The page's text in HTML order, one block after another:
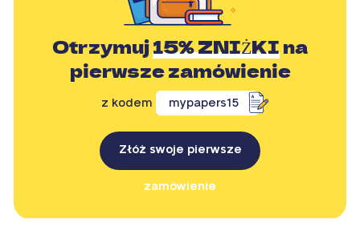
Otrzymuj15% ZNIŻKIna
pierwsze zamówienie
z kodem mypapers15
Złóż swoje pierwsze
zamówienie